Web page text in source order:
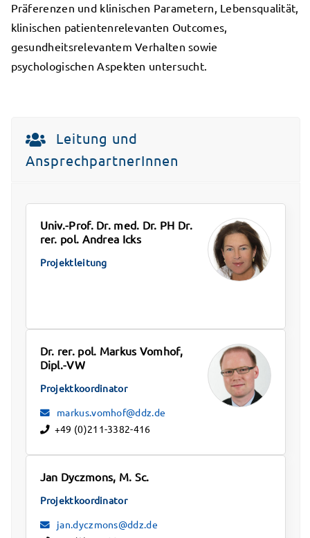
Präferenzen und klinischen Parametern, Lebensqualität,
klinischen patientenrelevanten Outcomes,
gesundheitsrelevantem Verhalten sowie
psychologischen Aspekten untersucht.
Leitung und
AnsprechpartnerInnen
Univ.-Prof. Dr. med. Dr. PH Dr.
rer. pol. Andrea Icks
Projektleitung
Dr. rer. pol. Markus Vomhof,
Dipl.-VW
Projektkoordinator
markus.vomhof@ddz.de
+49 (0)211-3382-416
Jan Dyczmons, M. Sc.
Projektkoordinator
jan.dyczmons@ddz.de